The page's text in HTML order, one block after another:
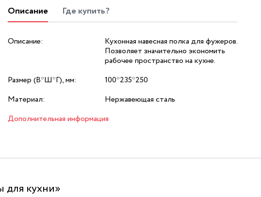
Описание Где купить?
Описание:
Кухонная навесная полка для фужеров.
Позволяет значительно экономить
рабочее пространство на кухне.
Размер (В*Ш*Г), мм:
100*235*250
Материал:
Нержавеющая сталь
Дополнительная информация
для кухни»